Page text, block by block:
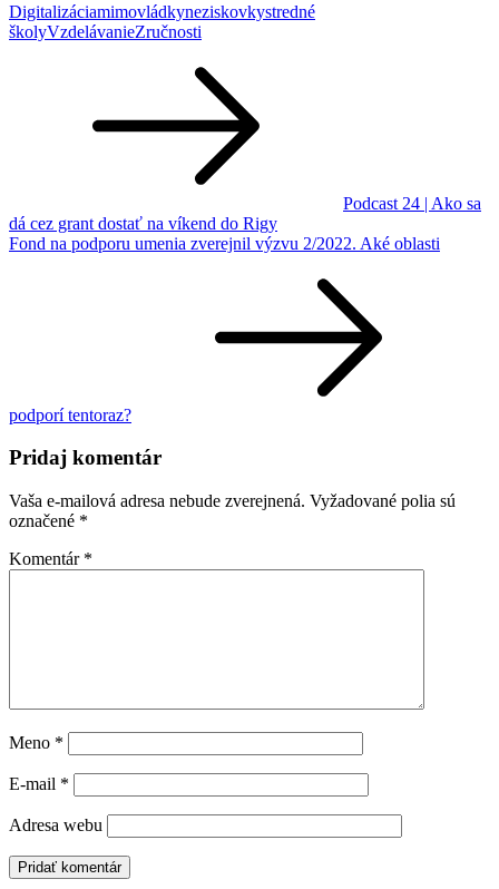
Digitalizáciamimovládkyneziskovkystredné
školyVzdelávanieZručnosti
Podcast 24 | Ako sa
dá cez grant dostať na víkend do Rigy
Fond na podporu umenia zverejnil výzvu 2/2022. Aké oblasti
podporí tentoraz?
Pridaj komentár
Vaša e-mailová adresa nebude zverejnená. Vyžadované polia sú
označené *
Komentár *
Meno *
E-mail *
Adresa webu